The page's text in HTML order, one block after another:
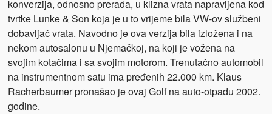
konverzija, odnosno prerada, u klizna vrata napravljena kod
tvrtke Lunke & Son koja je u to vrijeme bila VW-ov službeni
dobavljač vrata. Navodno je ova verzija bila izložena i na
nekom autosalonu u Njemačkoj, na koji je vožena na
svojim kotačima i sa svojim motorom. Trenutačno automobil
na instrumentnom satu ima pređenih 22.000 km. Klaus
Racherbaumer pronašao je ovaj Golf na auto-otpadu 2002.
godine.